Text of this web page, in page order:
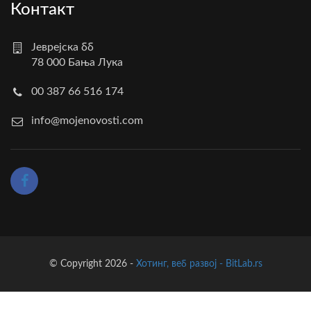
Контакт
Јеврејска бб
78 000 Бања Лука
00 387 66 516 174
info@mojenovosti.com
© Copyright 2026 - Хотинг, веб развој - BitLab.rs